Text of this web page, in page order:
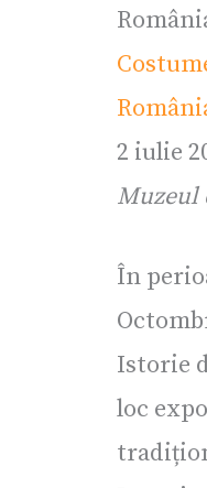
2 iulie
Muzeul
În
Istorie
loc